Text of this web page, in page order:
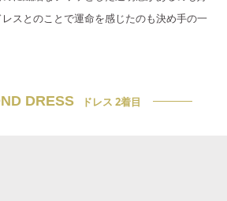
スとのことで運命を感じたのも決め手の一
DRESS ドレス 2着目